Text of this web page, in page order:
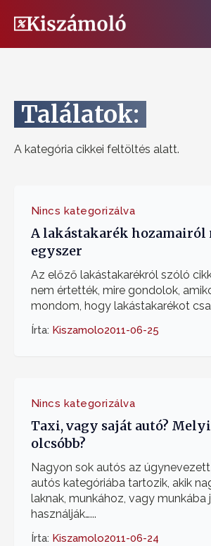
Találatok:
A kategória cikkei feltöltés alatt.
Nincs kategorizálva
A lakástakarék hozamairól
egyszer
Az előző lakástakarékról szóló
nem értették, mire gondolok,
mondom, hogy lakástakarékot
Írta: Kiszamolo2011-06-25
Nincs kategorizálva
Taxi, vagy saját autó?
olcsóbb?
Nagyon sok autós az
autós kategóriába tartozik, akik
laknak, munkához, vagy munkába
használják…...
Írta: Kiszamolo2011-06-24